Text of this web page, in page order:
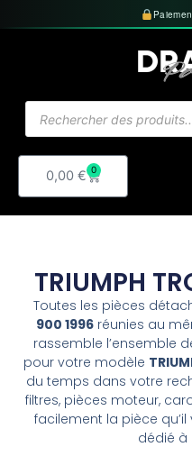
au
de
0,00 € 0
Panier
TRIUMPH
Toutes les pièces
900 1996réunies au
rassemble l’ensemble
pour votre modèle
du temps dans votre
filtres, pièces moteur,
facilement la pièce
dédié à